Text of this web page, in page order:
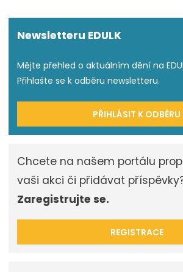
Newsletteru EDULK
Mějte přehled o aktuálním dění na
Přihlašte se k odběru newsletteru.
PŘIHLÁSIT K ODBĚRU
Chcete na našem portálu
vaši akci či přidávat
Zaregistrujte se.
REGISTRACE